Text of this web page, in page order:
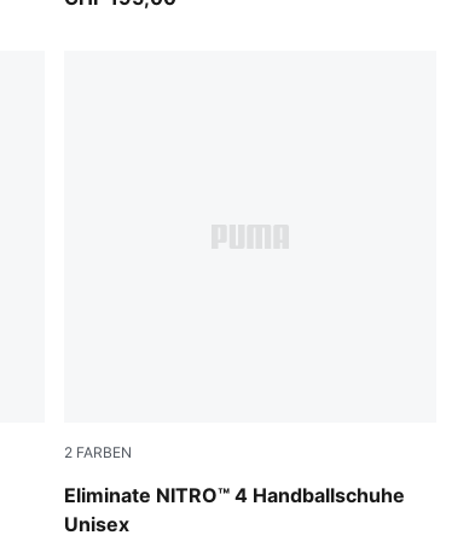
2 FARBEN
Eliminate NITRO™ 4 Handballschuhe
Unisex
PUMA White-PUMA Black-Alpine Snow